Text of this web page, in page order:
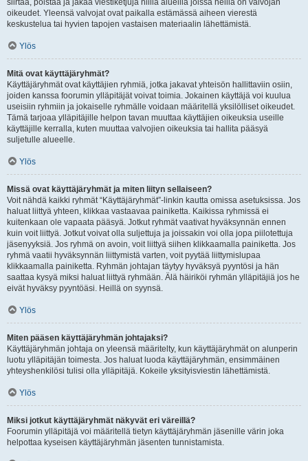
siirtää, poistaa ja jakaa viestiketjuja niillä alueilla joissa heillä on valvojan
oikeudet. Yleensä valvojat ovat paikalla estämässä aiheen vierestä
keskustelua tai hyvien tapojen vastaisen materiaalin lähettämistä.
Ylös
Mitä ovat käyttäjäryhmät?
Käyttäjäryhmät ovat käyttäjien ryhmiä, jotka jakavat yhteisön hallittaviin osiin,
joiden kanssa foorumin ylläpitäjät voivat toimia. Jokainen käyttäjä voi kuulua
useisiin ryhmiin ja jokaiselle ryhmälle voidaan määritellä yksilölliset oikeudet.
Tämä tarjoaa ylläpitäjille helpon tavan muuttaa käyttäjien oikeuksia useille
käyttäjille kerralla, kuten muuttaa valvojien oikeuksia tai hallita pääsyä
suljetulle alueelle.
Ylös
Missä ovat käyttäjäryhmät ja miten liityn sellaiseen?
Voit nähdä kaikki ryhmät “Käyttäjäryhmät”-linkin kautta omissa asetuksissa. Jos
haluat liittyä yhteen, klikkaa vastaavaa painiketta. Kaikissa ryhmissä ei
kuitenkaan ole vapaata pääsyä. Jotkut ryhmät vaativat hyväksynnän ennen
kuin voit liittyä. Jotkut voivat olla suljettuja ja joissakin voi olla jopa piilotettuja
jäsenyyksiä. Jos ryhmä on avoin, voit liittyä siihen klikkaamalla painiketta. Jos
ryhmä vaatii hyväksynnän liittymistä varten, voit pyytää liittymislupaa
klikkaamalla painiketta. Ryhmän johtajan täytyy hyväksyä pyyntösi ja hän
saattaa kysyä miksi haluat liittyä ryhmään. Älä häiriköi ryhmän ylläpitäjiä jos he
eivät hyväksy pyyntöäsi. Heillä on syynsä.
Ylös
Miten pääsen käyttäjäryhmän johtajaksi?
Käyttäjäryhmän johtaja on yleensä määritelty, kun käyttäjäryhmät on alunperin
luotu ylläpitäjän toimesta. Jos haluat luoda käyttäjäryhmän, ensimmäinen
yhteyshenkilösi tulisi olla ylläpitäjä. Kokeile yksityisviestin lähettämistä.
Ylös
Miksi jotkut käyttäjäryhmät näkyvät eri väreillä?
Foorumin ylläpitäjä voi määritellä tietyn käyttäjäryhmän jäsenille värin joka
helpottaa kyseisen käyttäjäryhmän jäsenten tunnistamista.